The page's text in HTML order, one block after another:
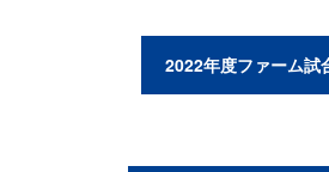
2022年度ファーム試